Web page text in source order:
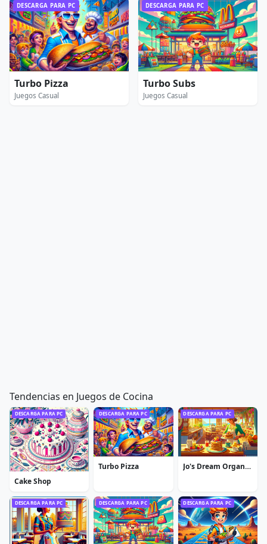
DESCARGA PARA PC
Turbo Pizza
Juegos Casual
DESCARGA PARA PC
Turbo Subs
Juegos Casual
Tendencias en Juegos de Cocina
DESCARGA PARA PC
Cake Shop
DESCARGA PARA PC
Turbo Pizza
DESCARGA PARA PC
Jo's Dream Organic Coffee
DESCARGA PARA PC DESCARGA PARA PC DESCARGA PARA PC